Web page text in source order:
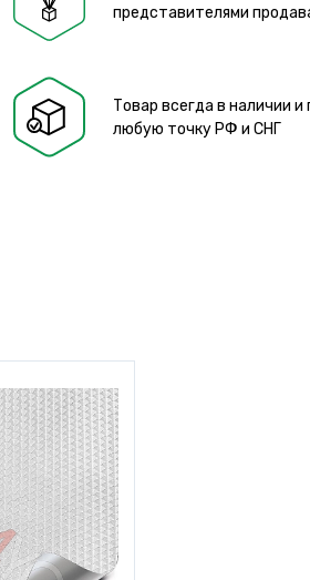
представителями
Товар всегда в наличии и
любую точку РФ и СНГ